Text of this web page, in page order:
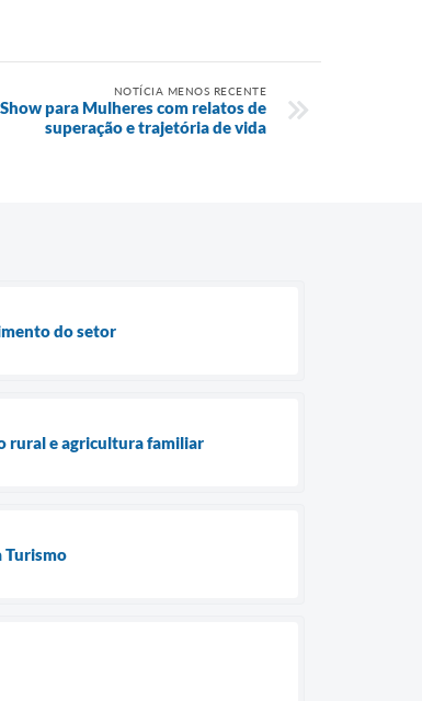
NOTÍCIA MENOS RECENTE
para Mulheres com relatos de
superação e trajetória de vida
do setor
rural e agricultura familiar
Turismo